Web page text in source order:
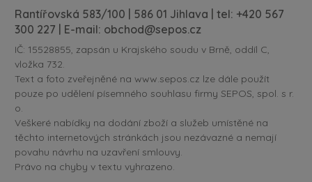
Rantířovská 583/100 | 586 01 Jihlava | tel: +420 567
300 227 | E-mail: obchod@sepos.cz
IČ: 15528855, zapsán u Krajského soudu v Brně, oddíl C,
vložka 732.
Text a foto zveřejněné na www.sepos.cz lze dále použít
pouze po udělení písemného souhlasu firmy SEPOS, spol. s r.
o.
Veškeré nabídky na dodání zboží a služeb umístěné na
těchto internetových stránkách jsou nezávazné a nemají
povahu návrhu na uzavření smlouvy.
Právo na chyby v textu vyhrazeno.